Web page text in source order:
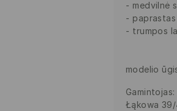
medvilnė
paprastas
trumpos
modelio
Gamintojas:
Łąkowa